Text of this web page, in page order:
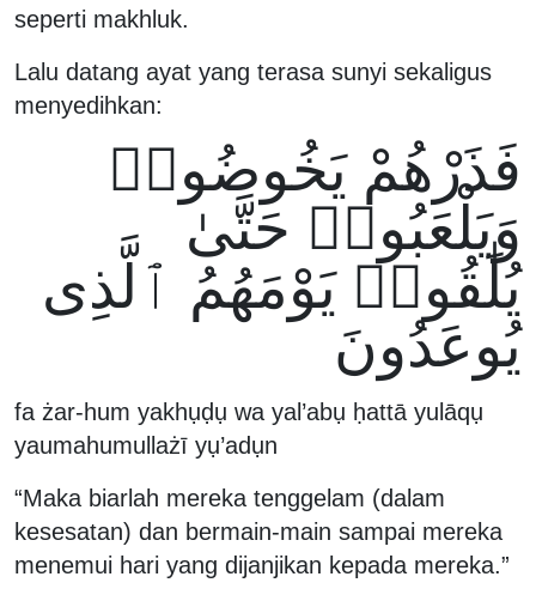
seperti makhluk.
Lalu datang ayat yang terasa sunyi sekaligus
menyedihkan:
فَذَرْهُمْ يَخُوضُوا۟
وَيَلْعَبُوا۟ حَتَّىٰ
يُلَٰقُوا۟ يَوْمَهُمُ ٱلَّذِى
يُوعَدُونَ
fa żar-hum yakhụḍụ wa yal’abụ ḥattā yulāqụ
yaumahumullażī yụ’adụn
“Maka biarlah mereka tenggelam (dalam
kesesatan) dan bermain-main sampai mereka
menemui hari yang dijanjikan kepada mereka.”